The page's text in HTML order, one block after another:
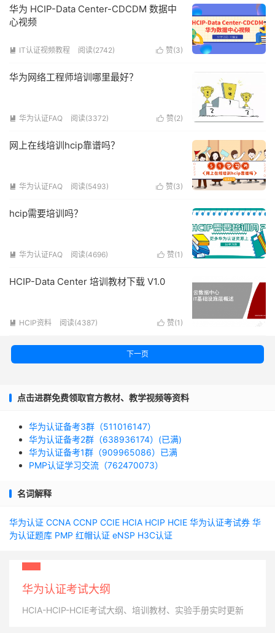
华为 HCIP-Data Center-CDCDM 数据中
心视频
 赞(3)
 IT认证视频教程 阅读(2742)
华为网络工程师培训哪里最好？
 赞(2)
 华为认证FAQ 阅读(3372)
网上在线培训hcip靠谱吗？
 赞(3)
 华为认证FAQ 阅读(5493)
hcip需要培训吗？
 赞(1 )
 华为认证FAQ 阅读(4696)
HCIP-Data Center 培训教材下载 V1.0
 赞(1 )
 HCIP资料 阅读(4387)
下一页
点击进群免费领取官方教材、教学视频等资料
华为认证备考3群（511016147）
华为认证备考2群（638936174）(已满)
华为认证备考1群（909965086）已满
PMP认证学习交流（762470073）
名词解释
华为认证 CCNA CCNP CCIE HCIA HCIP HCIE 华为认证考试券 华
为认证题库 PMP 红帽认证 eNSP H3C认证
华为认证考试大纲
HCIA-HCIP-HCIE考试大纲、培训教材、实验手册实时更新